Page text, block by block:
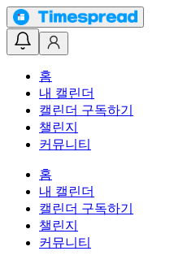
홈
내 캘린더
캘린더 구독하기
챌린지
커뮤니티
홈
내 캘린더
캘린더 구독하기
챌린지
커뮤니티